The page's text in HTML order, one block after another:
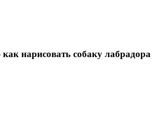
нарисовать собаку лабрадора